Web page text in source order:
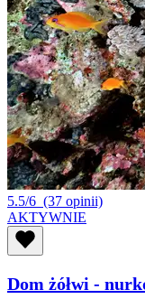
5.5/6 (37 opinii)
AKTYWNIE
Dom żółwi -